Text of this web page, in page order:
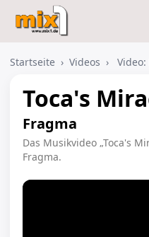
Startseite › Videos ›
Toca's
Fragma
Das Musikvideo „Toca's
Fragma.